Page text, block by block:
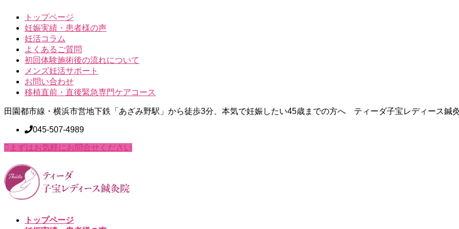
トップページ
妊娠実績・患者様の声
妊活コラム
よくあるご質問
初回体験施術後の流れについて
メンズ妊活サポート
お問い合わせ
移植直前・直後緊急専門ケアコース
田園都市線・横浜市営地下鉄「あざみ野駅」から徒歩3分、本気で妊娠したい45歳までの方へ ティーダ子宝レディース鍼
045-507-4989
まずはお気軽にお問合せください
トップページ